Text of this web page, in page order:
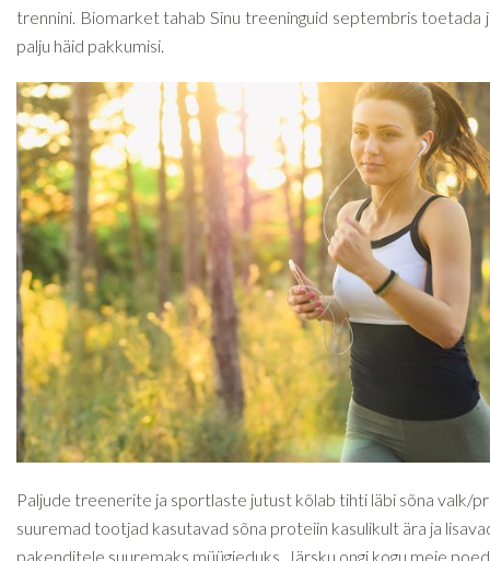
trennini. Biomarket tahab Sinu treeninguid septembris toetada
palju häid pakkumisi.
Paljude treenerite ja sportlaste jutust kõlab tihti läbi sõna valk/
suuremad tootjad kasutavad sõna proteiin kasulikult ära ja
pakenditele suuremaks müügieduks. Järsku ongi kogu meie